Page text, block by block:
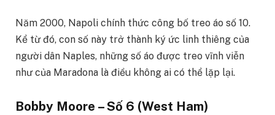
Năm 2000, Napoli chính thức công bố treo áo số 10.
Kể từ đó, con số này trở thành ký ức linh thiêng của
người dân Naples, những số áo được treo vĩnh viễn
như của Maradona là điều không ai có thể lặp lại.
Bobby Moore – Số 6 (West Ham)